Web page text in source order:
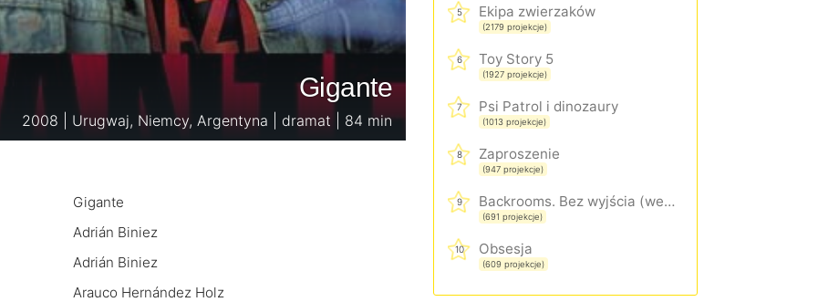
Gigante
2008 | Urugwaj, Niemcy, Argentyna | dramat | 84 min
Gigante
Adrián Biniez
Adrián Biniez
Arauco Hernández Holz
5 Ekipa zwierzaków
(2179 projekcje)
6 Toy Story 5
(1927 projekcje)
7 Psi Patrol i dinozaury
(1013 projekcje)
8 Zaproszenie
(947 projekcje)
9 Backrooms. Bez wyjścia (wersja rozszerzona)
(691 projekcje)
10 Obsesja
(609 projekcje)